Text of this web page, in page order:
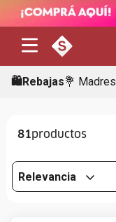
🛍️Rebajas💐 Madres
81
Relevancia